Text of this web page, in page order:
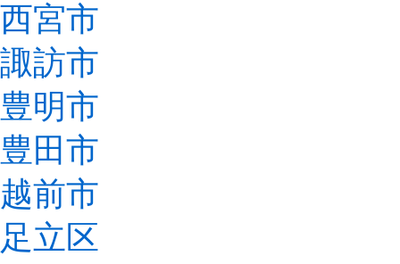
西宮市
諏訪市
豊明市
豊田市
越前市
足立区